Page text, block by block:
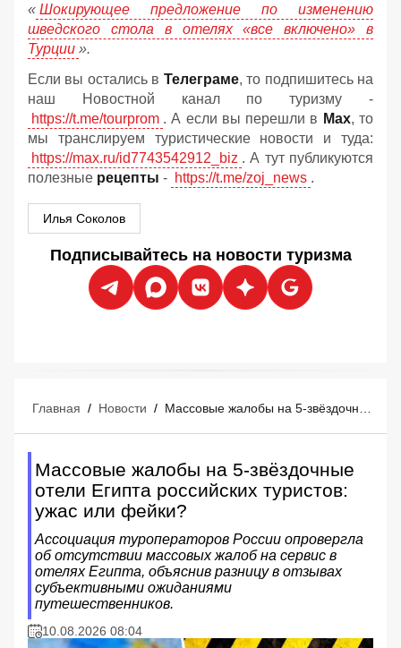
« Шокирующее предложение по изменению
шведского стола в отелях «все включено» в
Турции ».
Если вы остались в Телеграме, то подпишитесь на
наш Новостной канал по туризму -
https://t.me/tourprom . А если вы перешли в Мах, то
мы транслируем туристические новости и туда:
https://max.ru/id7743542912_biz . А тут публикуются
полезные рецепты - https://t.me/zoj_news .
Илья Соколов
Подписывайтесь на новости туризма
Главная / Новости /
Массовые жалобы на 5-звёздочные
отели Египта российских туристов:
ужас или фейки?
Ассоциация туроператоров России опровергла
об отсутствии массовых жалоб на сервис в
отелях Египта, объяснив разницу в отзывах
субъективными ожиданиями
путешественников.
10.08.2026 08:04